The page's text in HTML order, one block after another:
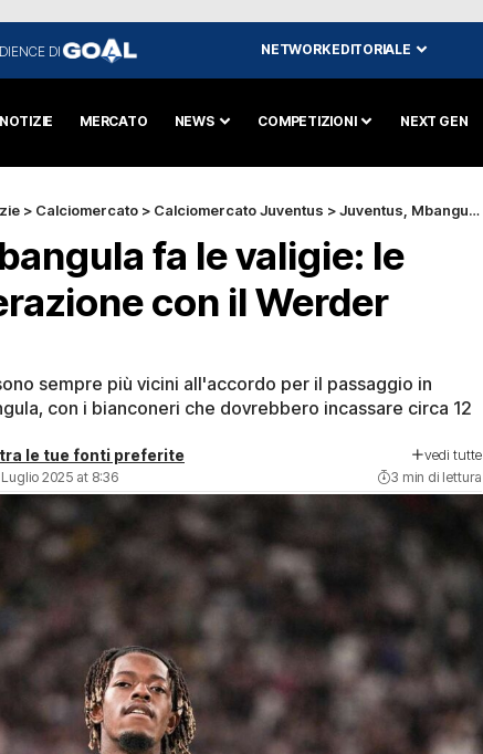
DI NETWORK EDITORIALE
MERCATO NEWS COMPETIZIONI NEXT GEN
> Calciomercato > Calciomercato Juventus >Juventus, Mbangula fa le valigie: le cifre dell’operazione con il Werder Brema
fa le valigie: le
con il Werder
sempre più vicini all'accordo per il passaggio in
con i bianconeri che dovrebbero incassare circa 12
le tue fonti preferite vedi tutte
2025 at 8:36 3 min di lettura